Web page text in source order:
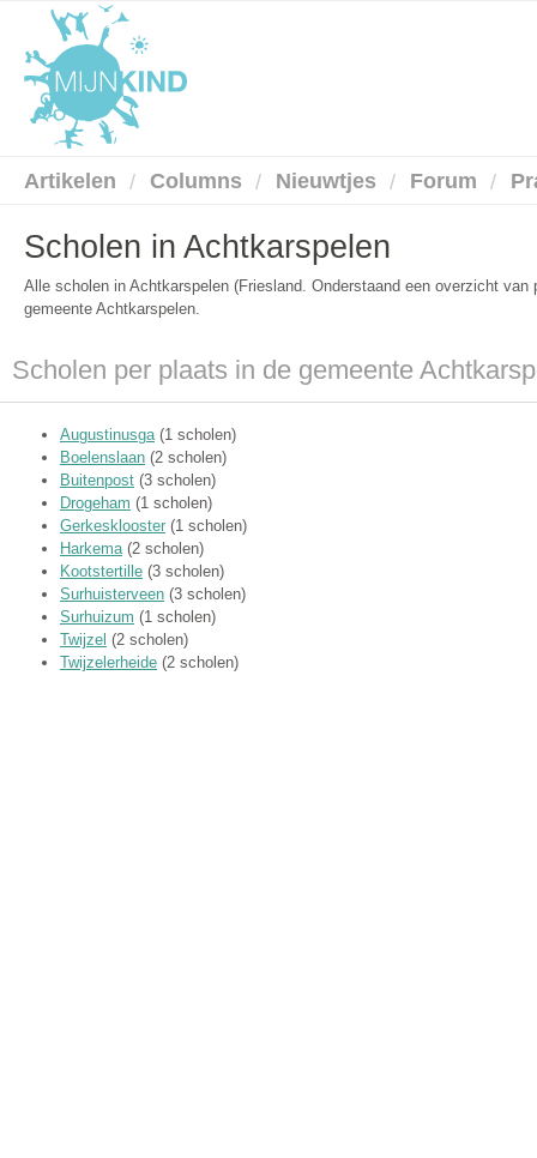
Artikelen Columns Nieuwtjes Forum
Scholen in Achtkarspelen
Alle scholen in Achtkarspelen (Friesland. Onderstaand een overzicht
gemeente Achtkarspelen.
Scholen per plaats in de gemeente
Augustinusga(1 scholen)
Boelenslaan (2 scholen)
Buitenpost (3 scholen)
Drogeham (1 scholen)
Gerkesklooster (1 scholen)
Harkema(2 scholen)
Kootstertille (3 scholen)
Surhuisterveen (3 scholen)
Surhuizum (1 scholen)
Twijzel (2 scholen)
Twijzelerheide (2 scholen)